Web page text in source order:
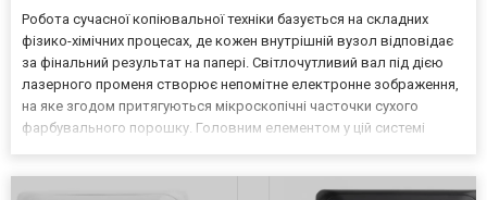
Робота сучасної копіювальної техніки базується на складних
фізико-хімічних процесах, де кожен внутрішній вузол відповідає
за фінальний результат на папері. Світлочутливий вал під дією
лазерного променя створює непомітне електронне зображення,
на яке згодом притягуються мікроскопічні часточки сухого
фарбувального порошку. Головним елементом у цій системі